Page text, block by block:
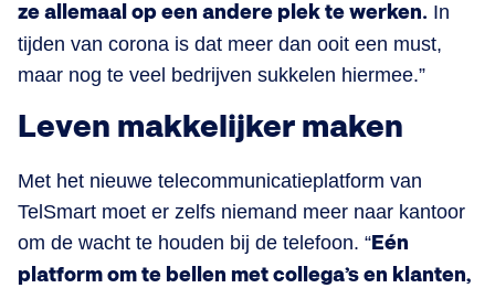
ze allemaal op een andere plek te werken. In
tijden van corona is dat meer dan ooit een must,
maar nog te veel bedrijven sukkelen hiermee.”
Leven makkelijker maken
Met het nieuwe telecommunicatieplatform van
TelSmart moet er zelfs niemand meer naar kantoor
om de wacht te houden bij de telefoon. “ Eén
platform om te bellen met collega’s en klanten,